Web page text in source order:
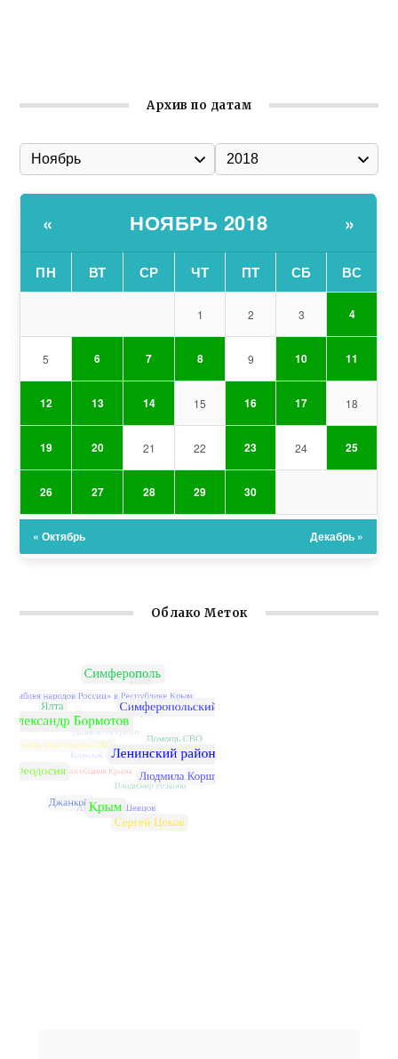
Архив по датам
« НОЯБРЬ 2018 »
ПН ВТ СР ЧТ ПТ СБ ВС
1 2 3 4
5 6 7 8 9 10 11
12 13 14 15 16 17 18
19 20 21 22 23 24 25
26 27 28 29 30
« Октябрь Декабрь »
Облако Меток